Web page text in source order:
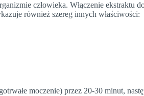
człowieka. Włączenie ekstraktu
również szereg innych właściwości:
moczenie) przez 20-30 minut,